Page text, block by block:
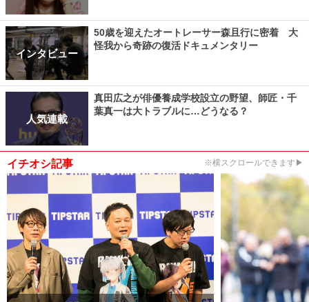
インタビュー
50歳を迎えたオートレーサー森且行に密着 大
怪我から奇跡の復活ドキュメンタリー
人気連載
真田広之が俳優養成学校設立の野望、師匠・千
葉真一は大トラブルに…どうなる？
イチオシ記事 ※横スクロールできます▶